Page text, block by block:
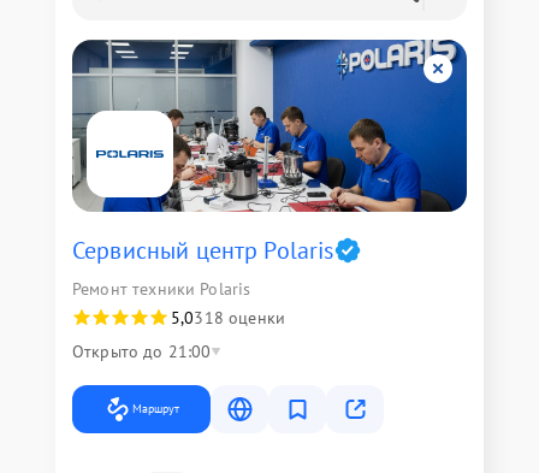
Сервисный центр Polaris
Ремонт техники Polaris
5,0318 оценки
Открыто до 21:00
Маршрут